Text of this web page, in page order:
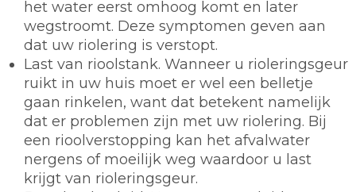
het water eerst omhoog komt en later
wegstroomt. Deze symptomen geven aan
dat uw riolering is verstopt.
Last van rioolstank. Wanneer u rioleringsgeur
ruikt in uw huis moet er wel een belletje
gaan rinkelen, want dat betekent namelijk
dat er problemen zijn met uw riolering. Bij
een rioolverstopping kan het afvalwater
nergens of moeilijk weg waardoor u last
krijgt van rioleringsgeur.